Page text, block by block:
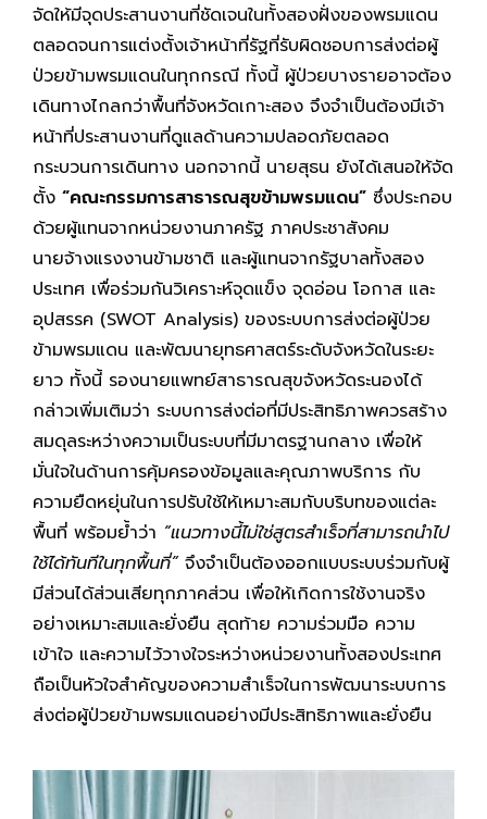
จัดให้มีจุดประสานงานที่ชัดเจนในทั้งสองฝั่งของพรมแดน
ตลอดจนการแต่งตั้งเจ้าหน้าที่รัฐที่รับผิดชอบการส่งต่อผู้
ป่วยข้ามพรมแดนในทุกกรณี ทั้งนี้ ผู้ป่วยบางรายอาจต้อง
เดินทางไกลกว่าพื้นที่จังหวัดเกาะสอง จึงจำเป็นต้องมีเจ้า
หน้าที่ประสานงานที่ดูแลด้านความปลอดภัยตลอด
กระบวนการเดินทาง นอกจากนี้ นายสุธน ยังได้เสนอให้จัด
ตั้ง “คณะกรรมการสาธารณสุขข้ามพรมแดน” ซึ่งประกอบ
ด้วยผู้แทนจากหน่วยงานภาครัฐ ภาคประชาสังคม
นายจ้างแรงงานข้ามชาติ และผู้แทนจากรัฐบาลทั้งสอง
ประเทศ เพื่อร่วมกันวิเคราะห์จุดแข็ง จุดอ่อน โอกาส และ
อุปสรรค (SWOT Analysis) ของระบบการส่งต่อผู้ป่วย
ข้ามพรมแดน และพัฒนายุทธศาสตร์ระดับจังหวัดในระยะ
ยาว ทั้งนี้ รองนายแพทย์สาธารณสุขจังหวัดระนองได้
กล่าวเพิ่มเติมว่า ระบบการส่งต่อที่มีประสิทธิภาพควรสร้าง
สมดุลระหว่างความเป็นระบบที่มีมาตรฐานกลาง เพื่อให้
มั่นใจในด้านการคุ้มครองข้อมูลและคุณภาพบริการ กับ
ความยืดหยุ่นในการปรับใช้ให้เหมาะสมกับบริบทของแต่ละ
พื้นที่ พร้อมย้ำว่า “แนวทางนี้ไม่ใช่สูตรสำเร็จที่สามารถนำไป
ใช้ได้ทันทีในทุกพื้นที่”จึงจำเป็นต้องออกแบบระบบร่วมกับผู้
มีส่วนได้ส่วนเสียทุกภาคส่วน เพื่อให้เกิดการใช้งานจริง
อย่างเหมาะสมและยั่งยืน สุดท้าย ความร่วมมือ ความ
เข้าใจ และความไว้วางใจระหว่างหน่วยงานทั้งสองประเทศ
ถือเป็นหัวใจสำคัญของความสำเร็จในการพัฒนาระบบการ
ส่งต่อผู้ป่วยข้ามพรมแดนอย่างมีประสิทธิภาพและยั่งยืน